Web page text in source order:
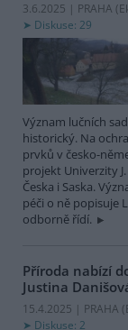
3.6.2025 | PRAHA (
Diskuse: 29
Význam lučních
historický. Na
prvků v česko-
projekt Univerzity
Česka i Saska.
péči o ně popisuje
odborně řídí.
Příroda nabízí
Justina
15.4.2025 | PRAHA (
Diskuse: 2